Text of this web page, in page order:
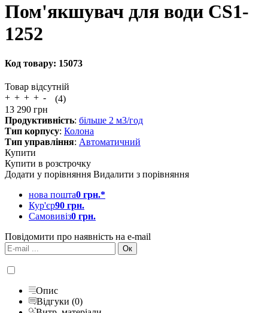
Пом'якшувач для води CS1-
1252
Код товару: 15073
Товар відсутній
(4)
13 290 грн
Продуктивність: більше 2 м3/год
Тип корпусу: Колона
Тип управління: Автоматичний
Купити
Купити в розстрочку
Додати у порівняння Видалити з порівняння
нова пошта0 грн.*
Кур'єр90 грн.
Самовивіз0 грн.
Повідомити про наявність на e-mail
Опис
Відгуки (0)